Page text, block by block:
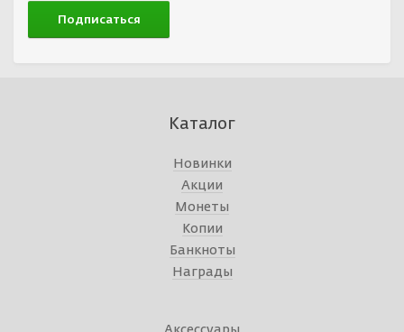
Каталог
Новинки
Акции
Монеты
Копии
Банкноты
Награды